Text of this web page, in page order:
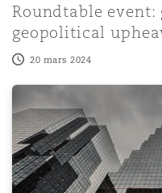
Roundtable
geopolitical
20 mars 2024
Banking and Financial